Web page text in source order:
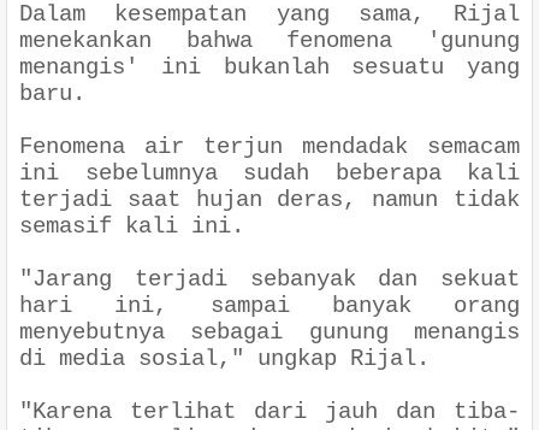
Dalam kesempatan yang sama, Rijal
menekankan bahwa fenomena 'gunung
menangis' ini bukanlah sesuatu yang
baru.
Fenomena air terjun mendadak semacam
ini sebelumnya sudah beberapa kali
terjadi saat hujan deras, namun tidak
semasif kali ini.
"Jarang terjadi sebanyak dan sekuat
hari ini, sampai banyak orang
menyebutnya sebagai gunung menangis
di media sosial," ungkap Rijal.
"Karena terlihat dari jauh dan tiba-